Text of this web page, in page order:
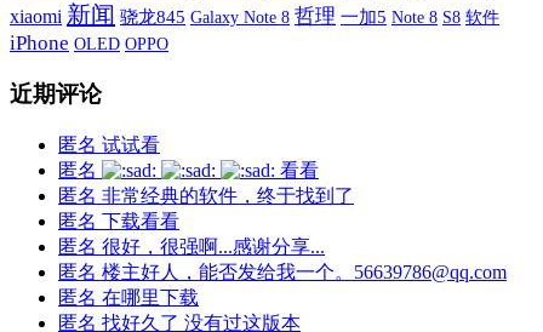
xiaomi 新闻 骁龙845 Galaxy Note 8 哲理 一加5 Note 8 S8 软件
iPhone OLED OPPO
近期评论
匿名 试试看
匿名
看看
匿名 非常经典的软件，终于找到了
匿名 下载看看
匿名 很好，很强啊...感谢分享...
匿名 楼主好人，能否发给我一个。56639786@qq.com
匿名 在哪里下载
匿名 找好久了 没有过这版本